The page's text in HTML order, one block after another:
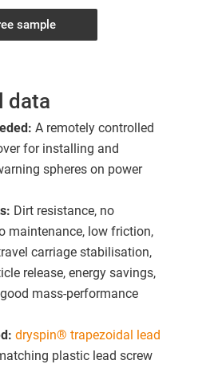
sample
data
A remotely controlled
for installing and
spheres on power
Dirt resistance, no
maintenance, low friction,
carriage stabilisation,
release, energy savings,
mass-performance
dryspin® trapezoidal lead
plastic lead screw